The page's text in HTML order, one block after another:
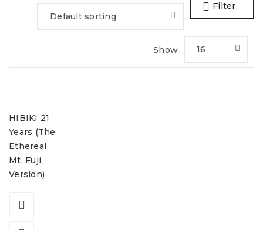
Filter
Default sorting
Show 16
HIBIKI 21
Years (The
Ethereal
Mt. Fuji
Version)